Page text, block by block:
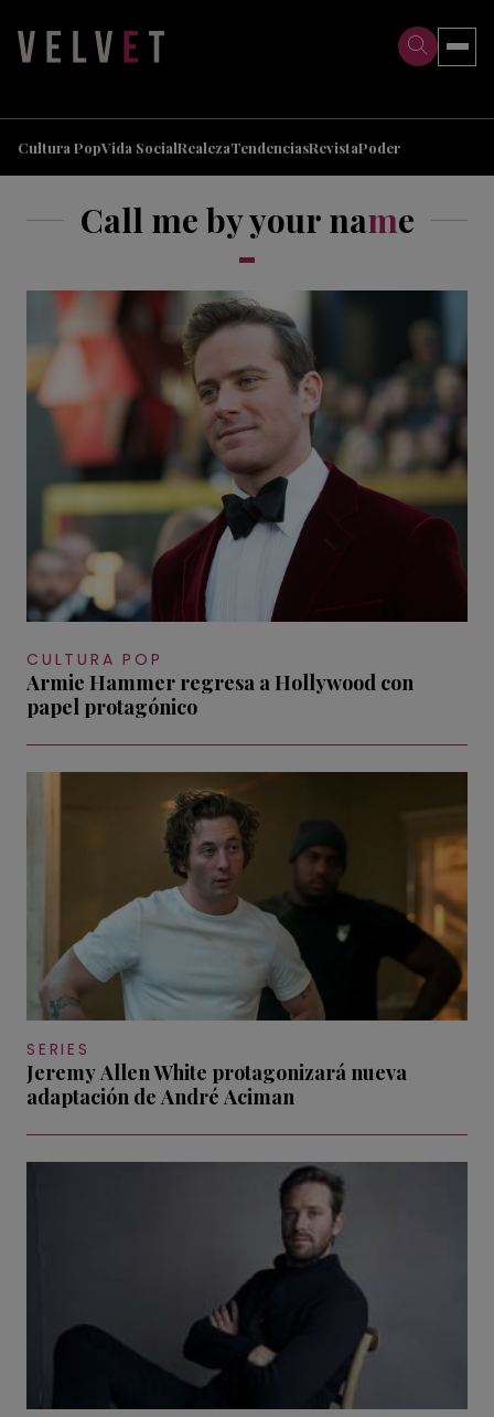
Cultura PopVida SocialRealezaTendenciasRevistaPoder
Call me by your name
CULTURA POP
Armie Hammer regresa a Hollywood con
papel protagónico
SERIES
Jeremy Allen White protagonizará nueva
adaptación de André Aciman